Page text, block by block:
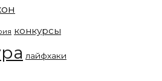
конкурсы
лайфхаки